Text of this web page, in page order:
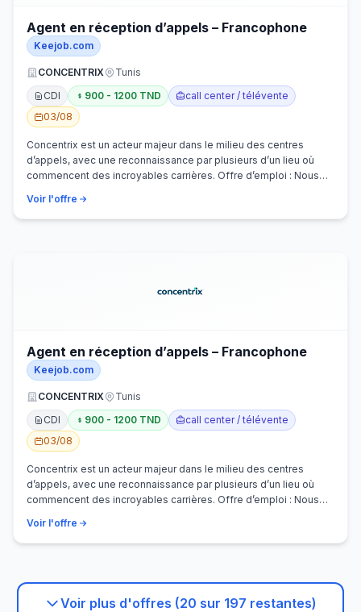
Agent en réception d’appels – Francophone
Keejob.com
CONCENTRIX
Tunis
CDI
900 - 1200 TND
call center / télévente
03/08
Concentrix est un acteur majeur dans le milieu des centres
d’appels, avec une reconnaissance par plusieurs d’un lieu où
commencent des incroyables carrières. Offre d’emploi : Nous
Voir l'offre
Agent en réception d’appels – Francophone
Keejob.com
CONCENTRIX
Tunis
CDI
900 - 1200 TND
call center / télévente
03/08
Concentrix est un acteur majeur dans le milieu des centres
d’appels, avec une reconnaissance par plusieurs d’un lieu où
commencent des incroyables carrières. Offre d’emploi : Nous
Voir l'offre
Voir plus d'offres (20 sur 197 restantes)